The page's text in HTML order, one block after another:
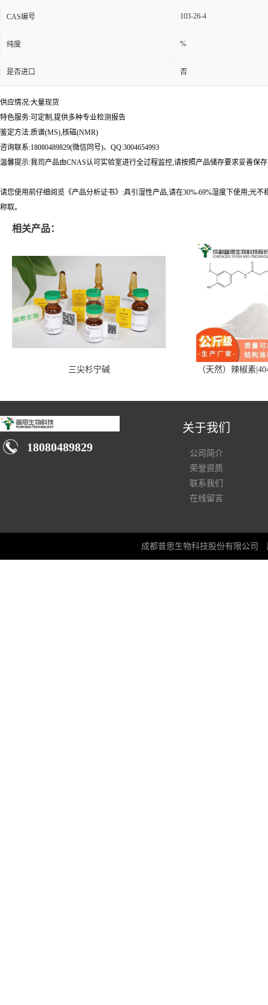
CAS编号 103-26-4
纯度 %
是否进口 否
供应情况:大量现货
特色服务:可定制,提供多种专业检测报告
鉴定方法:质谱(MS),核磁(NMR)
咨询联系:18080489829(微信同号)、QQ:3004654993
温馨提示:我司产品由CNAS认可实验室进行全过程监控,请按照产品储存要求妥善保
请您使用前仔细阅览《产品分析证书》:具引湿性产品,请在30%-69%湿度下使用;光
称取。
相关产品：
三尖杉宁碱 （天然）辣椒素
18080489829
关于我们
公司简介
荣誉资质
联系我们
在线留言
成都普思生物科技股份有限公司